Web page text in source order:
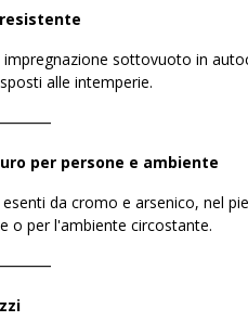
sottovuoto in
alle intemperie.
per persone e ambiente
da cromo e arsenico, nel
o per l'ambiente circostante.